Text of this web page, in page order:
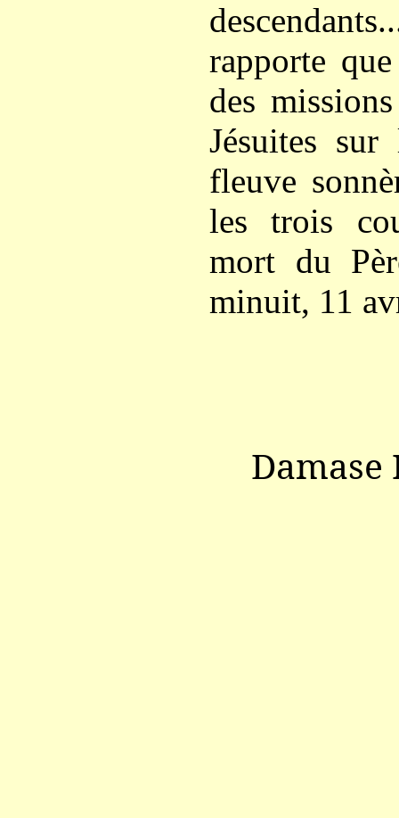
rapporte
des
Jésuites
fleuve
les trois
mort du
minuit, 11
Damase